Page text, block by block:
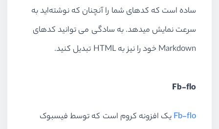
ساده است که کدهای شما را آنچنان که نوشته‌اید به
سرعت نمایش میدهد. به سادگی می توانید کدهای
Markdown خود را نیز به HTML تبدیل کنید.
Fb-flo
Fb-floیک افزونه کروم است که توسط فیسبوک